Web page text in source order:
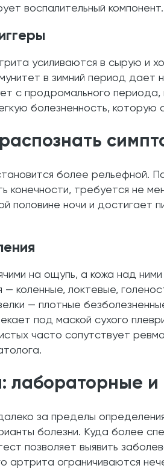
воспалительный компонент.
усиливаются в сырую и
в зимний период
продромального периода,
болезненность, которую
более
конечности, требуется не
половине ночи и достигает
на ощупь, а кожа над
коленные, локтевые,
— плотные
под маской сухого
часто сопутствует
лабораторные
за пределы
болезни. Куда более
позволяет выявить
артрита ограничиваются